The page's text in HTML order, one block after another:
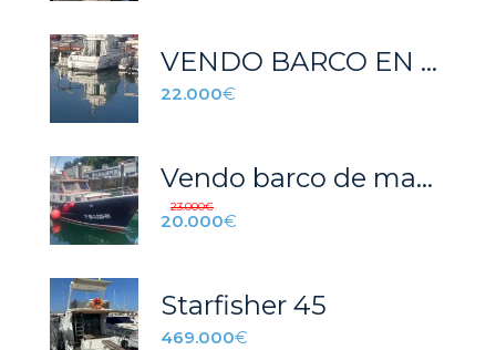
VENDO BARCO EN MUY BUEN ESTADO
22.000€
Vendo barco de madera
23.000€
20.000€
Starfisher 45
469.000€